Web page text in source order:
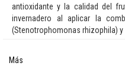
antioxidante y la calidad del
invernadero al aplicar la
(Stenotrophomonas rhizophila) y ...
Más